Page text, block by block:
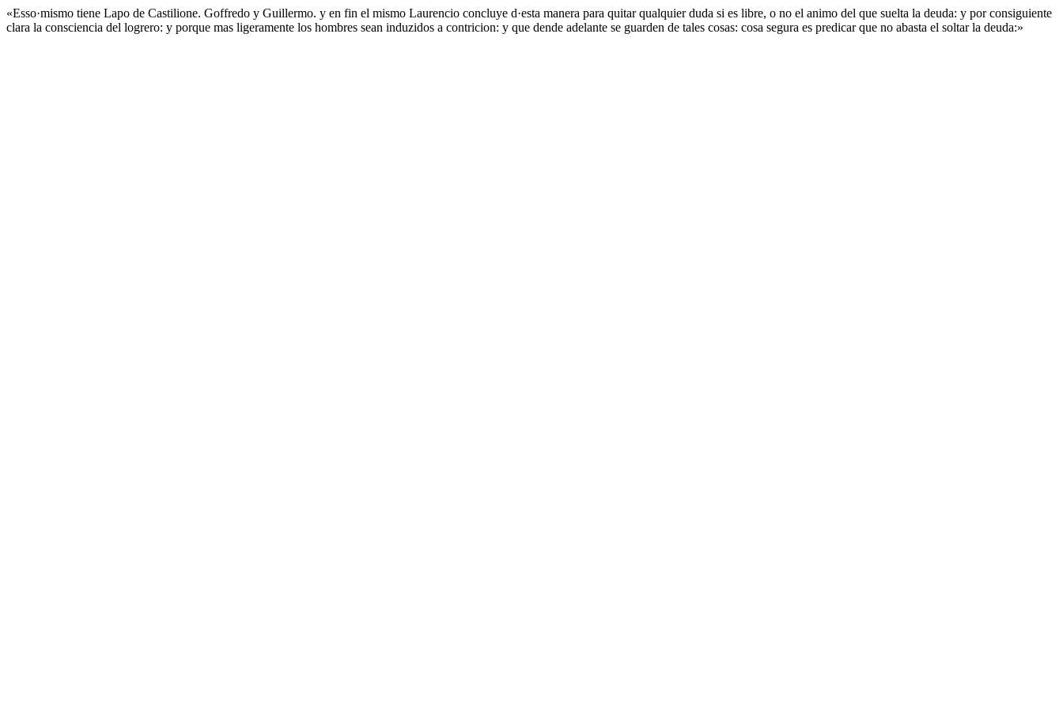
«Esso·mismo tiene Lapo de Castilione. Goffredo y Guillermo. y en fin el mismo Laurencio concluye d·esta manera para quitar qualquier duda si es libre, o no el animo del que suelta la deuda: y por consiguiente
clara la consciencia del logrero: y porque mas ligeramente los hombres sean induzidos a contricion: y que dende adelante se guarden de tales cosas: cosa segura es predicar que no abasta el soltar la deuda:»